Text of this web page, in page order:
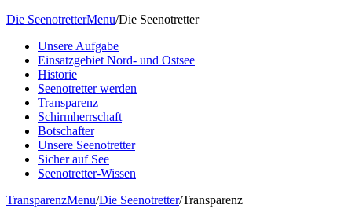
Die SeenotretterMenu/Die Seenotretter
Unsere Aufgabe
Einsatzgebiet Nord- und Ostsee
Historie
Seenotretter werden
Transparenz
Schirmherrschaft
Botschafter
Unsere Seenotretter
Sicher auf See
Seenotretter-Wissen
TransparenzMenu/Die Seenotretter/Transparenz